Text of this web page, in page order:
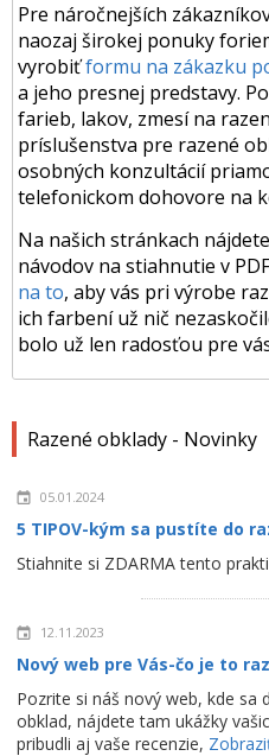
Razené obklady - Novinky
05.01.2024
5 TIPOV-kým sa pustíte do
Stiahnite si ZDARMA tento
12.11.2023
Nový web pre Vás-čo je to
Pozrite si náš nový web, kde
obklad, nájdete tam ukážky
pribudli aj vaše recenzie,
Pre náročnejších
naozaj širokej ponuky
vyrobiťformu na zákazku
a jeho presnej predstavy.
farieb, lakov, zmesí na
príslušenstva pre razené
osobných konzultácií
telefonickom dohovore na
Na našich stránkach
návodov na stiahnutie v
na to, aby vás pri výrobe
ich farbení už nič
bolo už len radosťou pre